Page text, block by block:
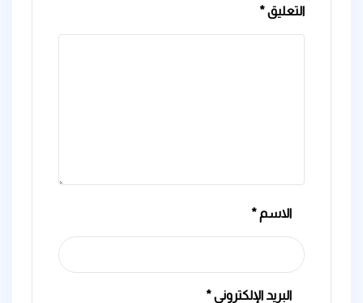
التعليق*
الاسم *
البريد الإلكتروني*